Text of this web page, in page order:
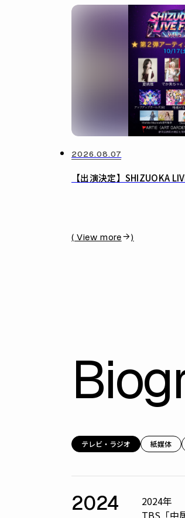
2026.08.07
【出演決定】SHIZUOKA
( View more )
テレビ・ラジオ 紙媒体
2024
2024年
TBS「中